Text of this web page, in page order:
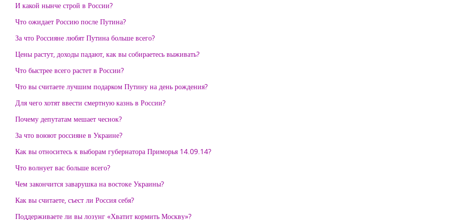
И какой нынче строй в России?
Что ожидает Россию после Путина?
За что Россияне любят Путина больше всего?
Цены растут, доходы падают, как вы собираетесь выживать?
Что быстрее всего растет в России?
Что вы считаете лучшим подарком Путину на день рождения?
Для чего хотят ввести смертную казнь в России?
Почему депутатам мешает чеснок?
За что воюют россияне в Украине?
Как вы относитесь к выборам губернатора Приморья 14.09.14?
Что волнует вас больше всего?
Чем закончится заварушка на востоке Украины?
Как вы считаете, съест ли Россия себя?
Поддерживаете ли вы лозунг «Хватит кормить Москву»?